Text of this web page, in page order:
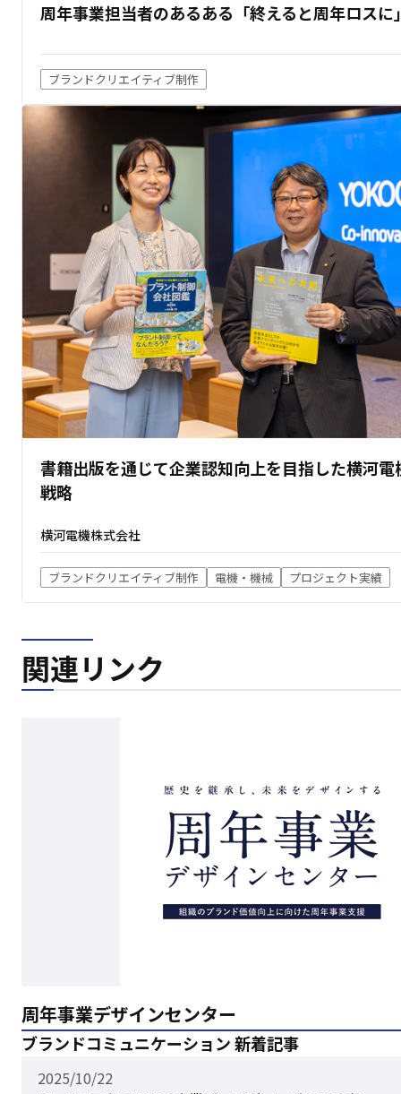
周年事業担当者のあるある「終えると周年ロスに
ブランドクリエイティブ制作
書籍出版を通じて企業認知向上を目指した横河電
戦略
横河電機株式会社
ブランドクリエイティブ制作 電機・機械 プロジェクト実績
関連リンク
周年事業デザインセンター
ブランドコミュニケーション 新着記事
2025/10/22